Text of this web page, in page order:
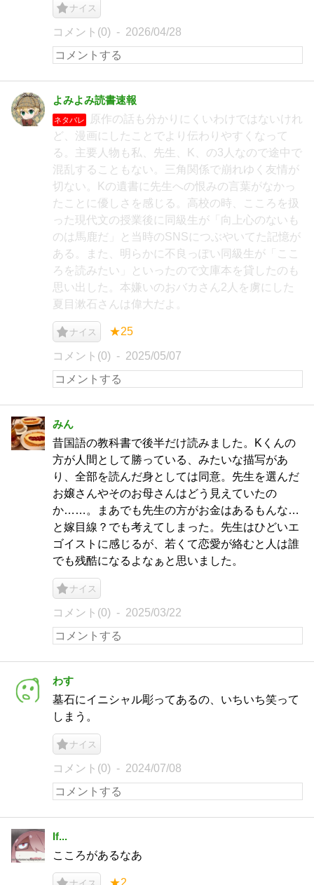
ナイス
コメント(0) 2026/04/28
よみよみ読書速報
ネタバレ
原作の話も分かりにくいわけではないけれ
ど、漫画にしたことでより伝わりやすくなって
る。主要人物も私、先生、K、の3人なので途中で
混乱することもない。三角関係で崩れゆく友情が
切ない。Kの遺書に先生への恨みの言葉がなかっ
たことに優しさを感じる。高校の時、こころを扱
った現代文の授業後に同級生が「向上心のないも
のは馬鹿だ」と当時のSNSにつぶやいてた記憶が
ある。また、明らかに不良っぽい同級生が「ここ
ろを読みたい」といったので文庫本を貸したのも
思い出した。本嫌いのおバカさん2人を虜にした
夏目漱石さんは偉大だよ。
ナイス ★25
コメント(0) 2025/05/07
みん
昔国語の教科書で後半だけ読みました。Kくんの
方が人間として勝っている、みたいな描写があ
り、全部を読んだ身としては同意。先生を選んだ
お嬢さんやそのお母さんはどう見えていたの
か……。まあでも先生の方がお金はあるもんな…
と嫁目線？でも考えてしまった。先生はひどいエ
ゴイストに感じるが、若くて恋愛が絡むと人は誰
でも残酷になるよなぁと思いました。
ナイス
コメント(0) 2025/03/22
わす
墓石にイニシャル彫ってあるの、いちいち笑って
しまう。
ナイス
コメント(0) 2024/07/08
If...
こころがあるなあ
★2